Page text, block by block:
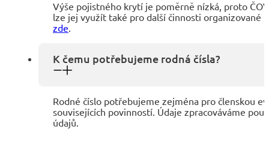
Výše pojistného krytí je poměrně nízká, proto
lze jej využít také pro další činnosti organizované
zde.
K čemu potřebujeme rodná čísla?
Rodné číslo potřebujeme zejména pro členskou
souvisejících povinností. Údaje zpracováváme
údajů.